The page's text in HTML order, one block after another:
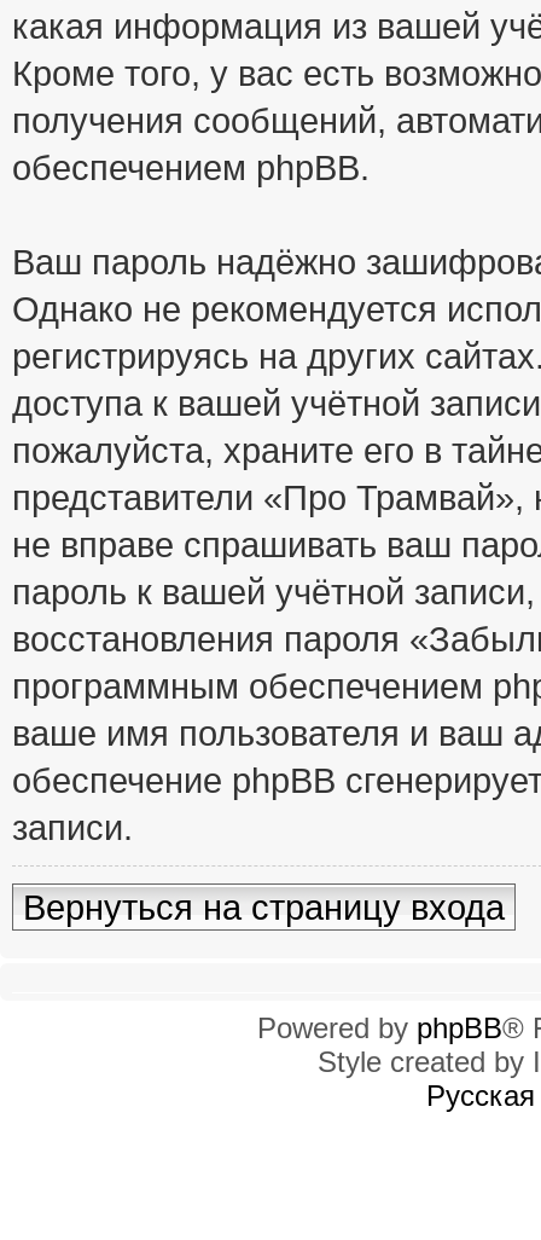
какая информация из вашей
Кроме того, у вас есть
получения сообщений,
обеспечением phpBB.
Ваш пароль надёжно
Однако не рекомендуется
регистрируясь на других
доступа к вашей учётной
пожалуйста, храните его в
представители «Про Трамвай»,
не вправе спрашивать ваш
пароль к вашей учётной
восстановления пароля
программным обеспечением
ваше имя пользователя и ваш
обеспечение phpBB
записи.
Вернуться на страницу входа
Powered by phpBB®
Style created by